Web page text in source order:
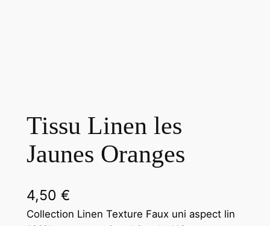
Tissu Linen les
Jaunes Oranges
4,50 €
Collection Linen Texture Faux uni aspect lin